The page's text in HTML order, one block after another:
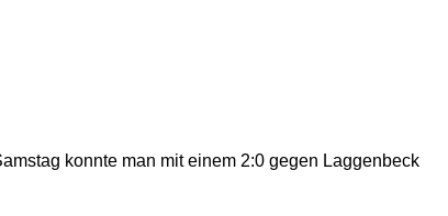
konnte man mit einem 2:0 gegen Laggenbeck